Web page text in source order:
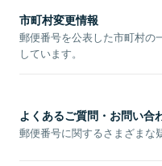
市町村変更情報
郵便番号を公表した市町村の
しています。
よくあるご質問・お問い合
郵便番号に関するさまざまな